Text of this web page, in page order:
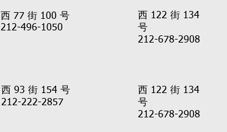
西 77 街 100 号
212-496-1050
西 122 街 134
号
212-678-2908
西 93 街 154 号
212-222-2857
西 122 街 134
号
212-678-2908